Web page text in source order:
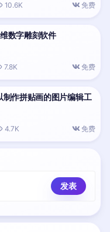
10.6K 免费
数字雕刻软件
7.8K 免费
作拼贴画的图片编辑工
4.7K 免费